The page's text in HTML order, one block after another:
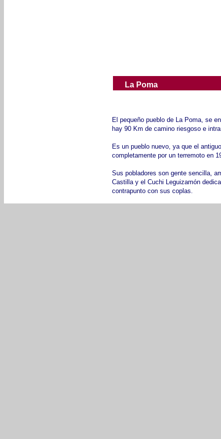
La Poma
El pequeño pueblo de La Poma, se
hay 90 Km de camino riesgoso e
Es un pueblo nuevo, ya que el
completamente por un terremoto en
Sus pobladores son gente sencilla,
Castilla y el Cuchi Leguizamón
contrapunto con sus coplas.